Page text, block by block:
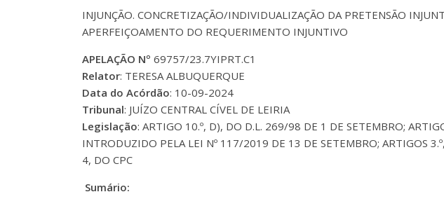
INJUNÇÃO. CONCRETIZAÇÃO/INDIVIDUALIZAÇÃO DA PRETENSÃO
APERFEIÇOAMENTO DO REQUERIMENTO INJUNTIVO
APELAÇÃO Nº 69757/23.7YIPRT.C1
Relator: TERESA ALBUQUERQUE
Data do Acórdão: 10-09-2024
Tribunal: JUÍZO CENTRAL CÍVEL DE LEIRIA
Legislação: ARTIGO 10.º, D), DO D.L. 269/98 DE 1 DE SETEMBRO;
INTRODUZIDO PELA LEI Nº 117/2019 DE 13 DE SETEMBRO; ARTIGOS
4, DO CPC
Sumário: